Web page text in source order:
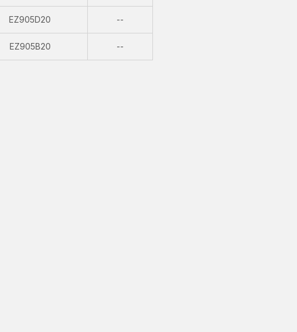
EZ905D20 --
disponibile
EZ905B20 --
disponibile